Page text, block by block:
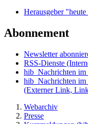
Herausgeber
Abonnement
Newsletter
RSS-Dienste
hib_Nachrichten
hib_Nachrichten
(Externer Link,
Webarchiv
Presse